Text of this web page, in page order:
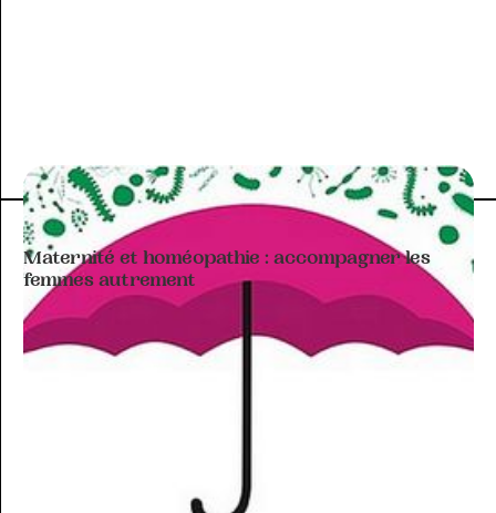
ARTICLE À THÉMATIQUE
Maternité et homéopathie : accompagner les
femmes autrement